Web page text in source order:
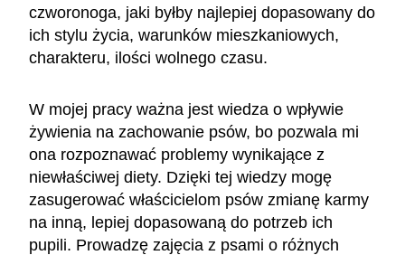
czworonoga, jaki byłby najlepiej dopasowany do
ich stylu życia, warunków mieszkaniowych,
charakteru, ilości wolnego czasu.
W mojej pracy ważna jest wiedza o wpływie
żywienia na zachowanie psów, bo pozwala mi
ona rozpoznawać problemy wynikające z
niewłaściwej diety. Dzięki tej wiedzy mogę
zasugerować właścicielom psów zmianę karmy
na inną, lepiej dopasowaną do potrzeb ich
pupili. Prowadzę zajęcia z psami o różnych